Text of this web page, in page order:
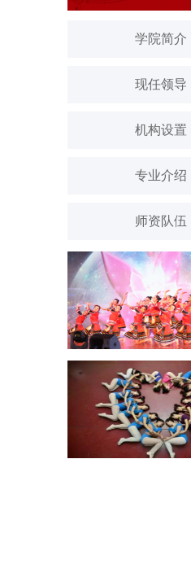
学院简介
现任领导
机构设置
专业介绍
师资队伍